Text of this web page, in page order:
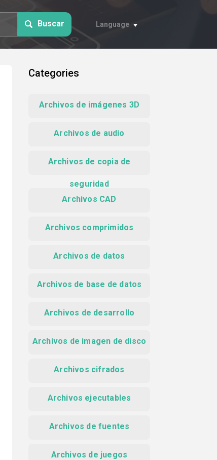
Buscar Language
Categories
Archivos de imágenes 3D
Archivos de audio
Archivos de copia de
seguridad
Archivos CAD
Archivos comprimidos
Archivos de datos
Archivos de base de datos
Archivos de desarrollo
Archivos de imagen de disco
Archivos cifrados
Archivos ejecutables
Archivos de fuentes
Archivos de juegos